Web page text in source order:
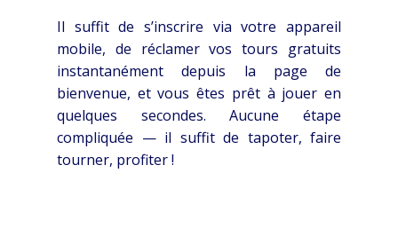
Il suffit de s’inscrire via votre appareil
mobile, de réclamer vos tours gratuits
instantanément depuis la page de
bienvenue, et vous êtes prêt à jouer en
quelques secondes. Aucune étape
compliquée — il suffit de tapoter, faire
tourner, profiter !